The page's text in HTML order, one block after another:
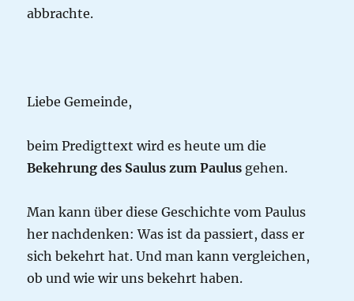
abbrachte.
Liebe Gemeinde,
beim Predigttext wird es heute um die
Bekehrung des Saulus zum Paulus gehen.
Man kann über diese Geschichte vom Paulus
her nachdenken: Was ist da passiert, dass er
sich bekehrt hat. Und man kann vergleichen,
ob und wie wir uns bekehrt haben.